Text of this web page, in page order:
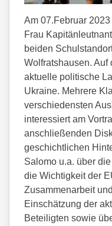
Am 07.Februar
Frau
beiden
Wolfratshausen. Auf
aktuelle politische
Ukraine. Mehrere
verschiedensten
interessiert am
anschließenden
geschichtlichen
Salomo u.a. über
die Wichtigkeit der
Zusammenarbeit
Einschätzung der
Beteiligten sowie